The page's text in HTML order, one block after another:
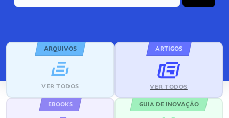
ARQUIVOS
VER TODOS
ARTIGOS
VER TODOS
EBOOKS GUIA DE INOVAÇÃO